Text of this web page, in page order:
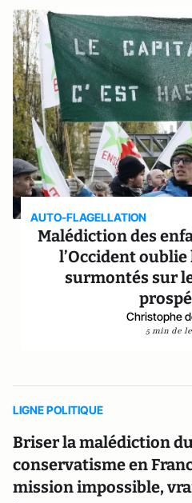
AUTO-FLAGELLATION
Malédiction des
l’Occident
surmontés sur
Christophe
5 min de
LIGNE POLITIQUE
Briser la malédiction
conservatisme en
mission impossible,